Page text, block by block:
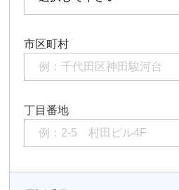
市区町村
丁目番地